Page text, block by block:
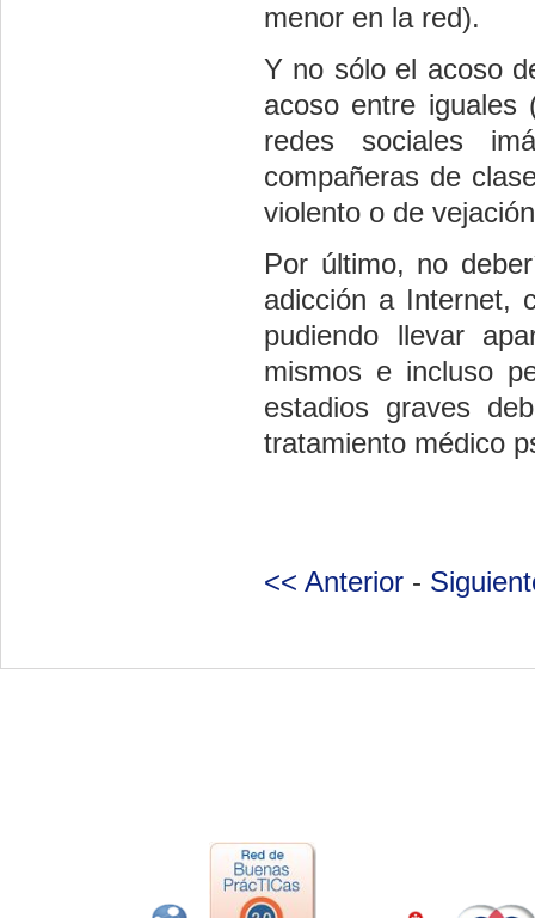
menor en la red).
Y no sólo el acoso
acoso entre iguales
redes sociales
compañeras de
violento o de
Por último, no
adicción a Internet,
pudiendo llevar
mismos e incluso
estadios graves
tratamiento médico
<< Anterior -